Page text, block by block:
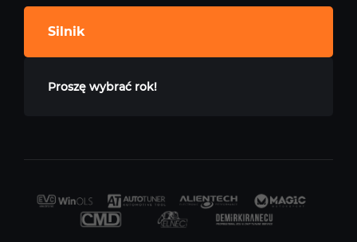
Silnik
Proszę wybrać rok!